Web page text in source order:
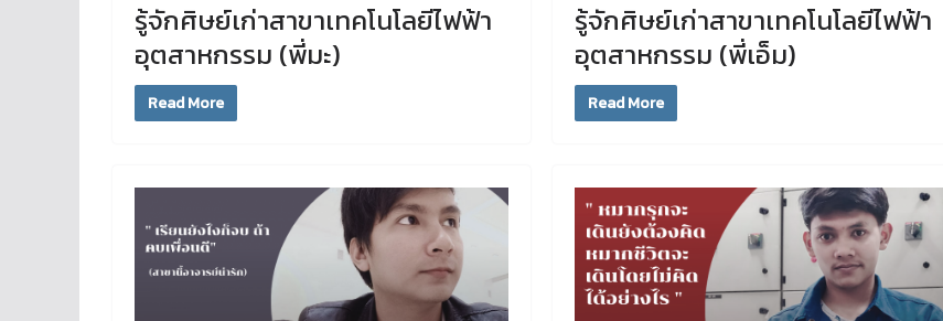
รู้จักศิษย์เก่าสาขาเทคโนโลยีไฟฟ้า
อุตสาหกรรม (พี่มะ)
Read More
รู้จักศิษย์เก่าสาขาเทคโนโลยีไฟฟ้า
อุตสาหกรรม (พี่เอ็ม)
Read More